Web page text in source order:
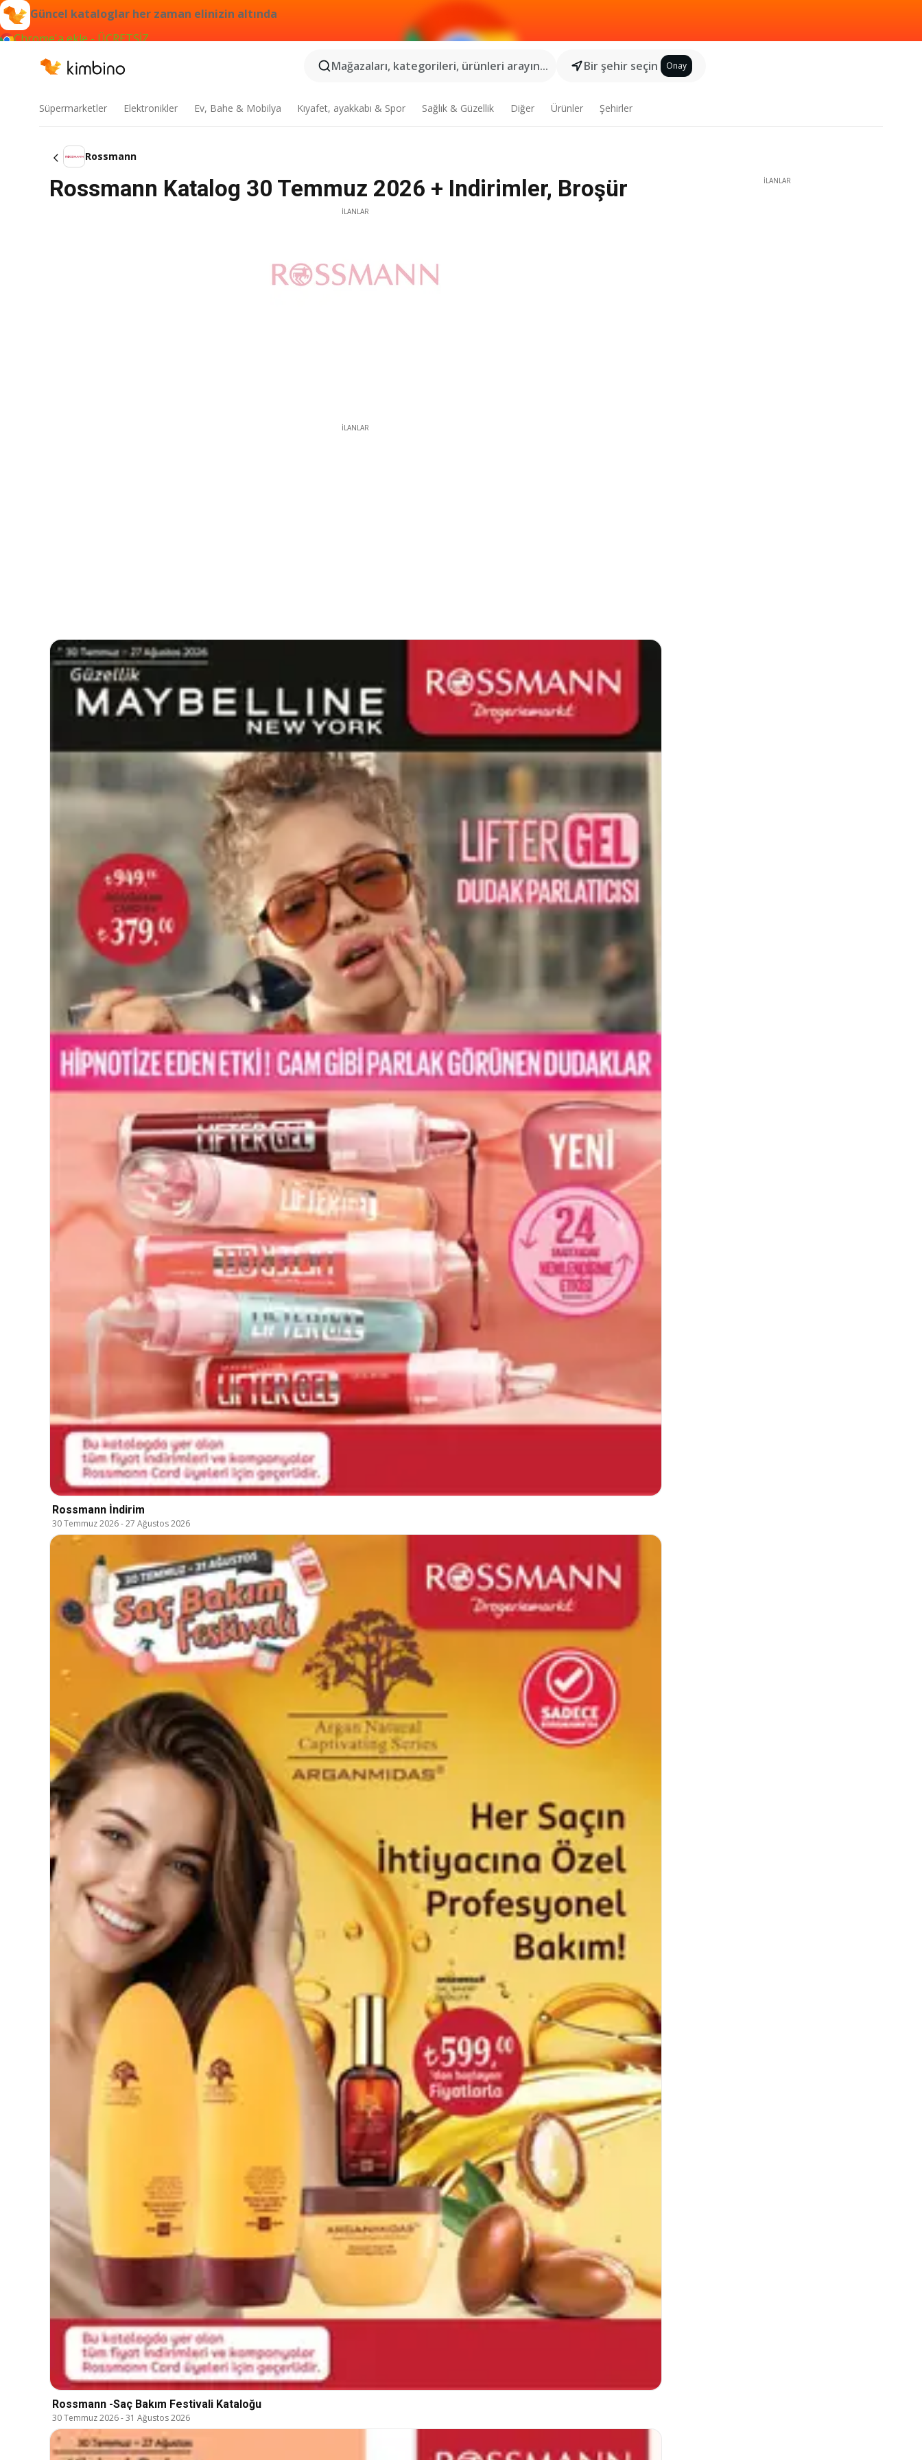
Güncel kataloglar her zaman elinizin altında
Chrome'a ekle - ÜCRETSİZ
Mağazaları, kategorileri, ürünleri arayın...
Bir şehir seçin Onay
Süpermarketler Elektronikler Ev, Bahe & Mobilya Kıyafet, ayakkabı & Spor Sağlık & Güzellik Diğer Ürünler Şehirler
Rossmann
Rossmann Katalog 30 Temmuz 2026 + Indirimler, Broşür
İLANLAR
İLANLAR
Rossmann İndirim
30 Temmuz 2026-27 Ağustos 2026
Rossmann -Saç Bakım Festivali Kataloğu
30 Temmuz 2026-31 Ağustos 2026
İLANLAR